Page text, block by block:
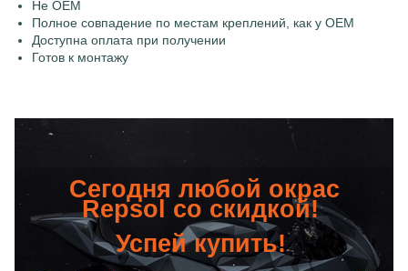
Не OEM
Полное совпадение по местам креплений, как у OEM
Доступна оплата при получении
Готов к монтажу
Сегодня любой окрас
Repsol со скидкой!
Успей купить!